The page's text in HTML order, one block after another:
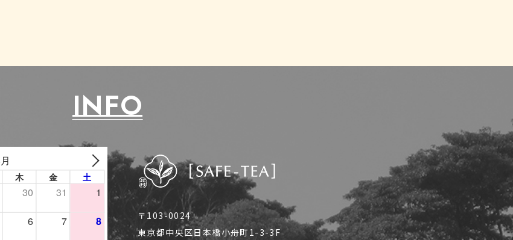
INFO
〒103-0024
東京都中央区日本橋小舟町1-3-3F